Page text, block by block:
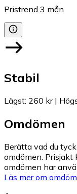
Pristrend 3 mån
Stabil
Lägst: 260 kr|
Omdömen
Berätta vad du
omdömen. Prisjakt
omdömen har
Läs mer om